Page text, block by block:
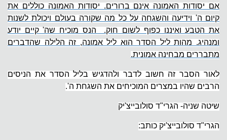
אם יסודות האמונה אינם ברורים. יסודות האמונה כוללים את
קיום ה' וידיעה והשגחה על כל מה שקורה בעולם ויכולת לשנות
את הטבע ואיננו כפוף לשום חוק. הנס מוכיח שה' קיים יודע
ומנהיג. מהות ליל הסדר הוא ליל אמונה, זה הלילה שהדברים
מתבררים מבחינה אמונית.
לאור הסבר זה חשוב לדבר ולהדגיש בליל הסדר את הניסים
הרבים שהיו במצרים המוכיחים את השגחת ה'.
שיטה שניה- הגרי"ד סולובייצ'יק
הגרי"ד סולובייצ'יק כותב: